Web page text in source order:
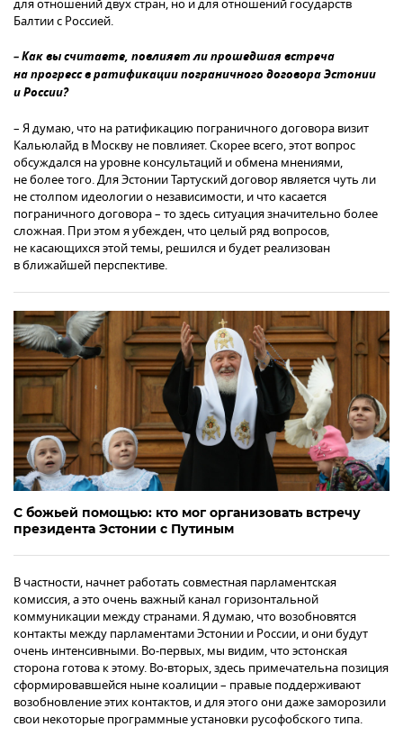
для отношений двух стран, но и для отношений государств
Балтии с Россией.
– Как вы считаете, повлияет ли прошедшая встреча
на прогресс в ратификации пограничного договора Эстонии
и России?
– Я думаю, что на ратификацию пограничного договора визит
Кальюлайд в Москву не повлияет. Скорее всего, этот вопрос
обсуждался на уровне консультаций и обмена мнениями,
не более того. Для Эстонии Тартуский договор является чуть ли
не столпом идеологии о независимости, и что касается
пограничного договора – то здесь ситуация значительно более
сложная. При этом я убежден, что целый ряд вопросов,
не касающихся этой темы, решился и будет реализован
в ближайшей перспективе.
С божьей помощью: кто мог организовать встречу
президента Эстонии с Путиным
В частности, начнет работать совместная парламентская
комиссия, а это очень важный канал горизонтальной
коммуникации между странами. Я думаю, что возобновятся
контакты между парламентами Эстонии и России, и они будут
очень интенсивными. Во-первых, мы видим, что эстонская
сторона готова к этому. Во-вторых, здесь примечательна позиция
сформировавшейся ныне коалиции – правые поддерживают
возобновление этих контактов, и для этого они даже заморозили
свои некоторые программные установки русофобского типа.